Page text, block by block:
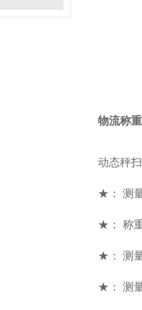
物流称
动态秤
★： 测
★： 称
★： 测
★： 测